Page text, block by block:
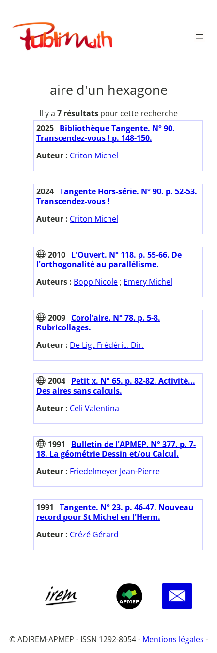
contenu
Publimath
aire d'un hexagone
Il y a 7 résultats pour cette recherche
2025 Bibliothèque Tangente. N° 90.
Transcendez-vous ! p. 148-150.
Auteur : Criton Michel
2024 Tangente Hors-série. N° 90. p. 52-53.
Transcendez-vous !
Auteur : Criton Michel
2010 L'Ouvert. N° 118. p. 55-66. De
l'orthogonalité au parallélisme.
Auteurs : Bopp Nicole ; Emery Michel
2009 Corol'aire. N° 78. p. 5-8.
Rubricollages.
Auteur : De Ligt Frédéric. Dir.
2004 Petit x. N° 65. p. 82-82. Activité...
Des aires sans calculs.
Auteur : Celi Valentina
1991
Bulletin de l'APMEP. N° 377. p. 7-
18. La géométrie Dessin et/ou Calcul.
Auteur : Friedelmeyer Jean-Pierre
1991
Tangente. N° 23. p. 46-47. Nouveau
record pour St Michel en l'Herm.
Auteur : Crézé Gérard
© ADIREM-APMEP - ISSN 1292-8054 - Mentions légales -